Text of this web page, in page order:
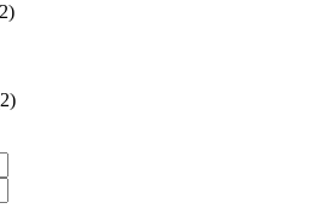
2)
2)